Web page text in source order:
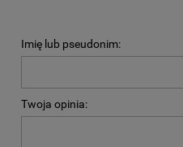
Imię lub pseudonim:
Twoja opinia: